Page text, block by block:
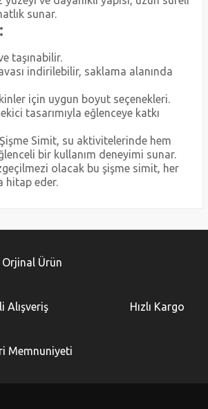
sunar.
taşınabilir.
indirilebilir, saklama alanında
için uygun boyut seçenekleri.
tasarımıyla eğlenceye katkı
Simit, su aktivitelerinde hem
bir kullanım deneyimi sunar.
olacak bu şişme simit, her
hitap eder.
için teşekkür ederiz.
bozuk veya görüntülenemiyor.
Orjinal Ürün
Alışveriş Hızlı Kargo
Memnuniyeti